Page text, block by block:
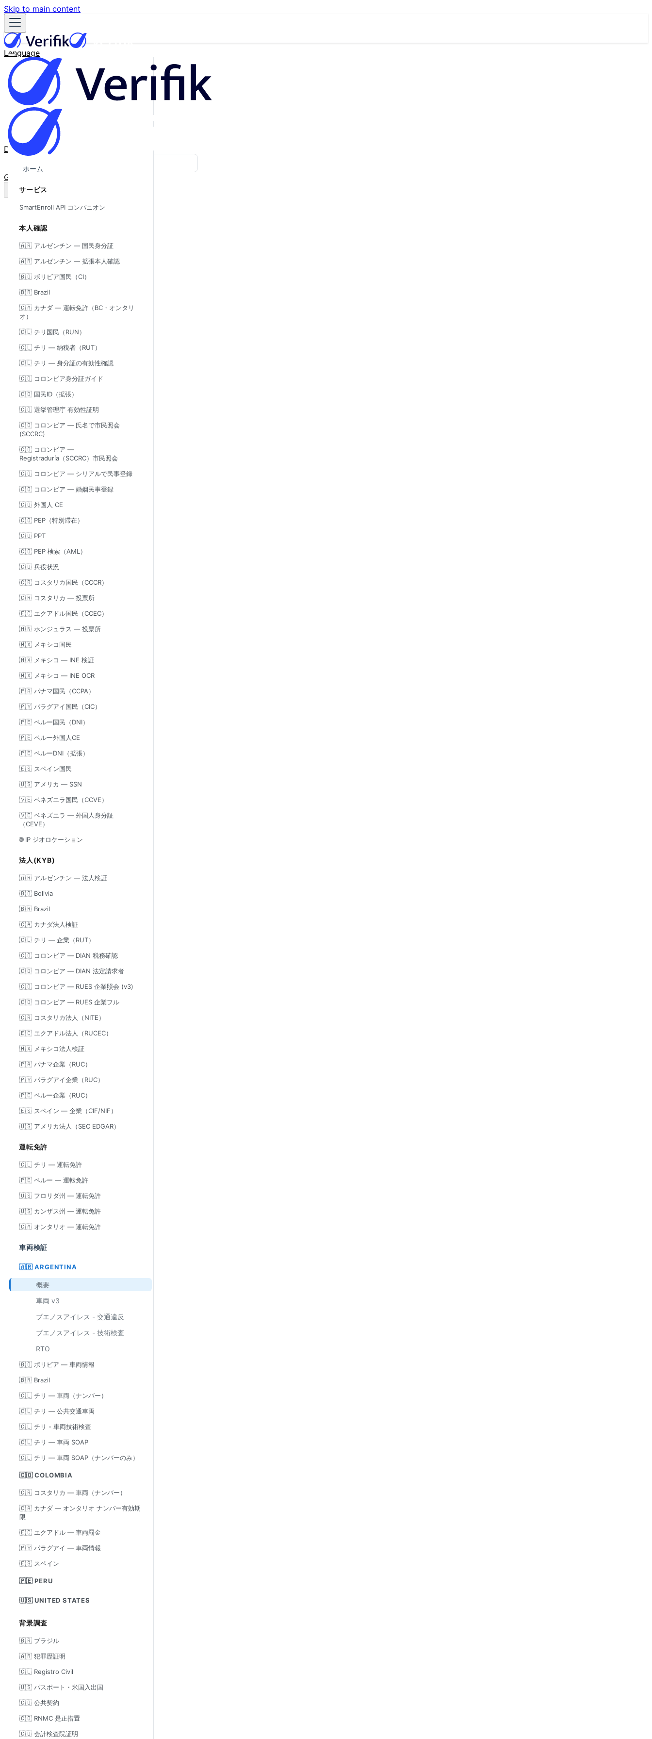
Skip to main content
Language
English
Español
Français
Português
한국어
日本語
中文
Docs
GitHub
ホーム
サービス
SmartEnroll API コンパニオン
本人確認
🇦🇷 アルゼンチン — 国民身分証
🇦🇷 アルゼンチン — 拡張本人確認
🇧🇴 ボリビア国民（CI）
🇧🇷 Brazil
🇨🇦 カナダ — 運転免許（BC・オンタリ
オ）
🇨🇱 チリ国民（RUN）
🇨🇱 チリ — 納税者（RUT）
🇨🇱 チリ — 身分証の有効性確認
🇨🇴 コロンビア身分証ガイド
🇨🇴 国民ID（拡張）
🇨🇴 選挙管理庁 有効性証明
🇨🇴 コロンビア — 氏名で市民照会
(SCCRC)
🇨🇴 コロンビア —
Registraduría（SCCRC）市民照会
🇨🇴 コロンビア — シリアルで民事登録
🇨🇴 コロンビア — 婚姻民事登録
🇨🇴 外国人 CE
🇨🇴 PEP（特別滞在）
🇨🇴 PPT
🇨🇴 PEP 検索（AML）
🇨🇴 兵役状況
🇨🇷 コスタリカ国民（CCCR）
🇨🇷 コスタリカ — 投票所
🇪🇨 エクアドル国民（CCEC）
🇭🇳 ホンジュラス — 投票所
🇲🇽 メキシコ国民
🇲🇽 メキシコ — INE 検証
🇲🇽 メキシコ — INE OCR
🇵🇦 パナマ国民（CCPA）
🇵🇾 パラグアイ国民（CIC）
🇵🇪 ペルー国民（DNI）
🇵🇪 ペルー外国人CE
🇵🇪 ペルーDNI（拡張）
🇪🇸 スペイン国民
🇺🇸 アメリカ — SSN
🇻🇪 ベネズエラ国民（CCVE）
🇻🇪 ベネズエラ — 外国人身分証
（CEVE）
🌐 IP ジオロケーション
法人(KYB)
🇦🇷 アルゼンチン — 法人検証
🇧🇴 Bolivia
🇧🇷 Brazil
🇨🇦 カナダ法人検証
🇨🇱 チリ — 企業（RUT）
🇨🇴 コロンビア — DIAN 税務確認
🇨🇴 コロンビア — DIAN 法定請求者
🇨🇴 コロンビア — RUES 企業照会 (v3)
🇨🇴 コロンビア — RUES 企業フル
🇨🇷 コスタリカ法人（NITE）
🇪🇨 エクアドル法人（RUCEC）
🇲🇽 メキシコ法人検証
🇵🇦 パナマ企業（RUC）
🇵🇾 パラグアイ企業（RUC）
🇵🇪 ペルー企業（RUC）
🇪🇸 スペイン — 企業（CIF/NIF）
🇺🇸 アメリカ法人（SEC EDGAR）
運転免許
🇨🇱 チリ — 運転免許
🇵🇪 ペルー — 運転免許
🇺🇸 フロリダ州 — 運転免許
🇺🇸 カンザス州 — 運転免許
🇨🇦 オンタリオ — 運転免許
車両検証
🇦🇷 ARGENTINA
概要
車両 v3
ブエノスアイレス - 交通違反
ブエノスアイレス - 技術検査
RTO
🇧🇴 ボリビア — 車両情報
🇧🇷 Brazil
🇨🇱 チリ — 車両（ナンバー）
🇨🇱 チリ — 公共交通車両
🇨🇱 チリ - 車両技術検査
🇨🇱 チリ — 車両 SOAP
🇨🇱 チリ — 車両 SOAP（ナンバーのみ）
🇨🇴 COLOMBIA
🇨🇷 コスタリカ — 車両（ナンバー）
🇨🇦 カナダ — オンタリオ ナンバー有効期
限
🇪🇨 エクアドル — 車両罰金
🇵🇾 パラグアイ — 車両情報
🇪🇸 スペイン
🇵🇪 PERU
🇺🇸 UNITED STATES
背景調査
🇧🇷 ブラジル
🇦🇷 犯罪歴証明
🇨🇱 Registro Civil
🇺🇸 パスポート・米国入出国
🇨🇴 公共契約
🇨🇴 RNMC 是正措置
🇨🇴 会計検査院証明